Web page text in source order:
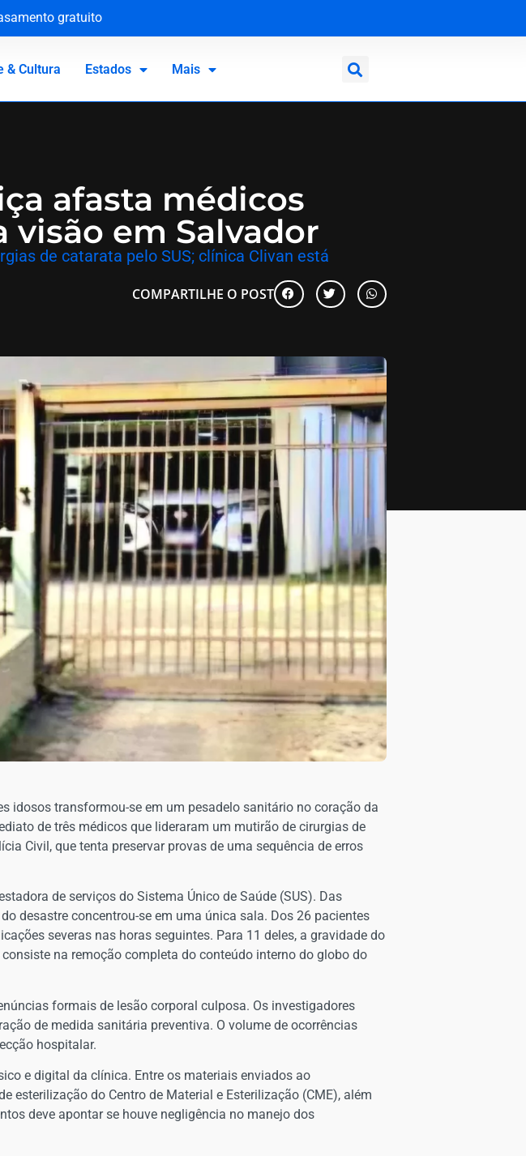
gratuito
da BR-101
& Cultura Estados Mais
afasta médicos
visão em Salvador
de catarata pelo SUS; clínica Clivan está
COMPARTILHE O POST
idosos transformou-se em um pesadelo sanitário no coração da
de três médicos que lideraram um mutirão de cirurgias de
Civil, que tenta preservar provas de uma sequência de erros
de serviços do Sistema Único de Saúde (SUS). Das
desastre concentrou-se em uma única sala. Dos 26 pacientes
severas nas horas seguintes. Para 11 deles, a gravidade do
na remoção completa do conteúdo interno do globo do
formais de lesão corporal culposa. Os investigadores
de medida sanitária preventiva. O volume de ocorrências
hospitalar.
e digital da clínica. Entre os materiais enviados ao
esterilização do Centro de Material e Esterilização (CME), além
deve apontar se houve negligência no manejo dos